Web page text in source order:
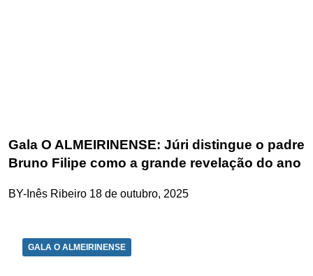
Gala O ALMEIRINENSE: Júri distingue o padre
Bruno Filipe como a grande revelação do ano
BY-Inês Ribeiro 18 de outubro, 2025
GALA O ALMEIRINENSE